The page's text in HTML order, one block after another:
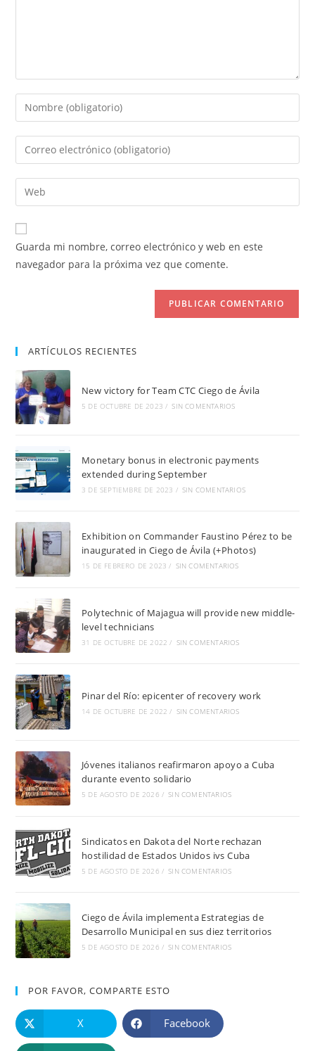
Introduce
tu
nombre
de
usuario
para
comentar
Introduce
tu
dirección
de
electrónico
para
comentar
Introduce
la
URL
de
Guarda mi nombre, correo electrónico y web en este
navegador para la próxima vez que comente.
ARTÍCULOS RECIENTES
New victory for Team CTC Ciego de Ávila
5 DE OCTUBRE DE 2023 / SIN COMENTARIOS
Monetary bonus in electronic payments
extended during September
3 DE SEPTIEMBRE DE 2023 / SIN COMENTARIOS
Exhibition on Commander Faustino Pérez to be
inaugurated in Ciego de Ávila (+Photos)
15 DE FEBRERO DE 2023 / SIN COMENTARIOS
Polytechnic of Majagua will provide new middle-
level technicians
31 DE OCTUBRE DE 2022 / SIN COMENTARIOS
Pinar del Río: epicenter of recovery work
14 DE OCTUBRE DE 2022 / SIN COMENTARIOS
Jóvenes italianos reafirmaron apoyo a Cuba
durante evento solidario
5 DE AGOSTO DE 2026 / SIN COMENTARIOS
Sindicatos en Dakota del Norte rechazan
hostilidad de Estados Unidos ivs Cuba
5 DE AGOSTO DE 2026 / SIN COMENTARIOS
Ciego de Ávila implementa Estrategias de
Desarrollo Municipal en sus diez territorios
5 DE AGOSTO DE 2026 / SIN COMENTARIOS
POR FAVOR, COMPARTE ESTO
X Facebook